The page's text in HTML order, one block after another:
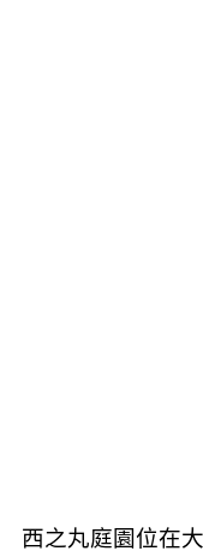
西之丸庭園位在